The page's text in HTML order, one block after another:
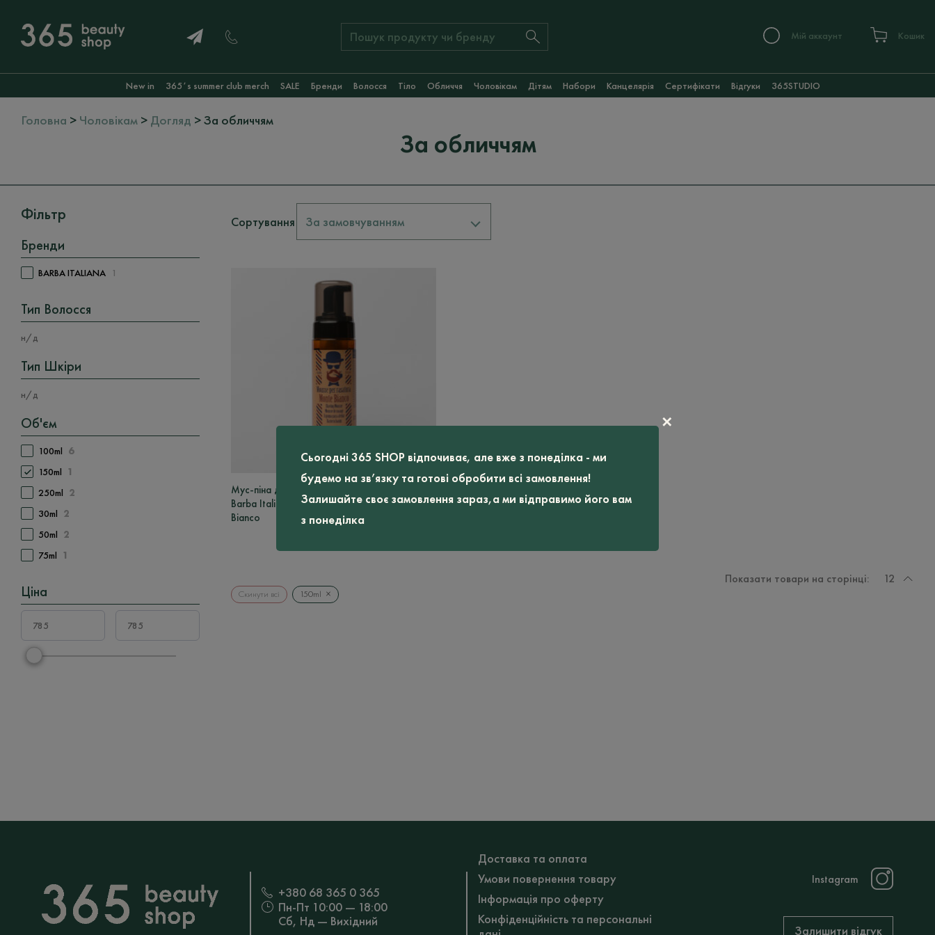
Сьогодні 365 SHOP відпочиває, але вже з понеділка - ми
будемо на зв’язку та готові обробити всі замовлення!
Залишайте своє замовлення зараз,а ми відправимо його вам
з понеділка
✕
Мій аккаунт Кошик
New in 365ʼs summer club merch SALE Бренди Волосся Тіло Обличчя Чоловікам Дітям Набори Канцелярія Сертифікати Відгуки 365STUDIO
Головна > Чоловікам > Догляд > За обличчям
За обличчям
Фільтр
Бренди
BARBA ITALIANA 1
Тип Волосся
н/д
Тип Шкіри
н/д
Об'єм
100ml 6
150ml
1
250ml 2
30ml 2
50ml 2
75ml
1
Ціна
Сортування За замовчуванням
Мус-піна для гоління
Barba Italiana Monte
Bianco
Показати товари на сторінці: 12
Скинути всі 150ml ×
+380 68 365 0 365
Пн-Пт 10:00 — 18:00
Сб, Нд — Вихідний
Доставка та оплата
Умови повернення товару
Інформація про оферту
Конфіденційність та персональні
Instagram
Залишити відгук